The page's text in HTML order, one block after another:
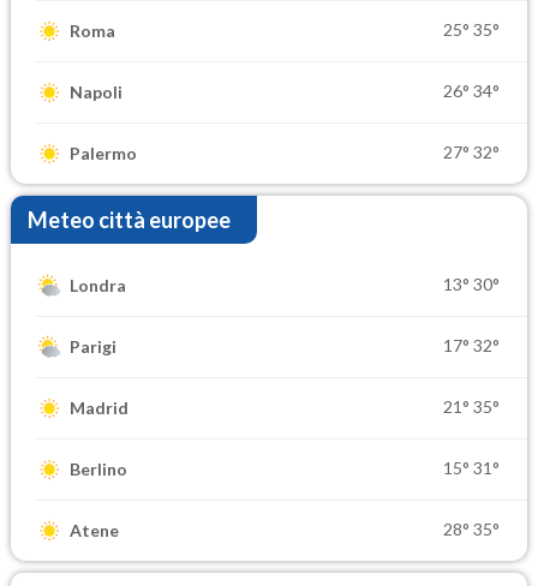
Roma 25° 35°
Napoli 26° 34°
Palermo 27° 32°
Meteo città europee
Londra 13° 30°
Parigi 17° 32°
Madrid 21° 35°
Berlino 15° 31°
Atene 28° 35°